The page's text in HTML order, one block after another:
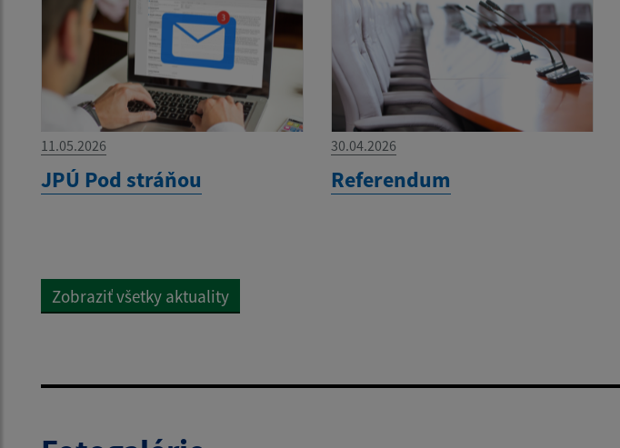
11.05.2026
JPÚ Pod stráňou
30.04.2026
Referendum
Zobraziť všetky aktuality